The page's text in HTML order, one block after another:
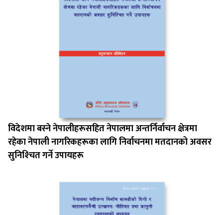
विदेशमा बस्‍ने नेपालीहरूसहित नेपालमा अन्तर्निर्वाचन क्षेत्रमा
रहेका नेपाली नागरिकहरूका लागि निर्वाचनमा मतदानको अवसर
सुनिश्‍चित गर्ने उपायहरू